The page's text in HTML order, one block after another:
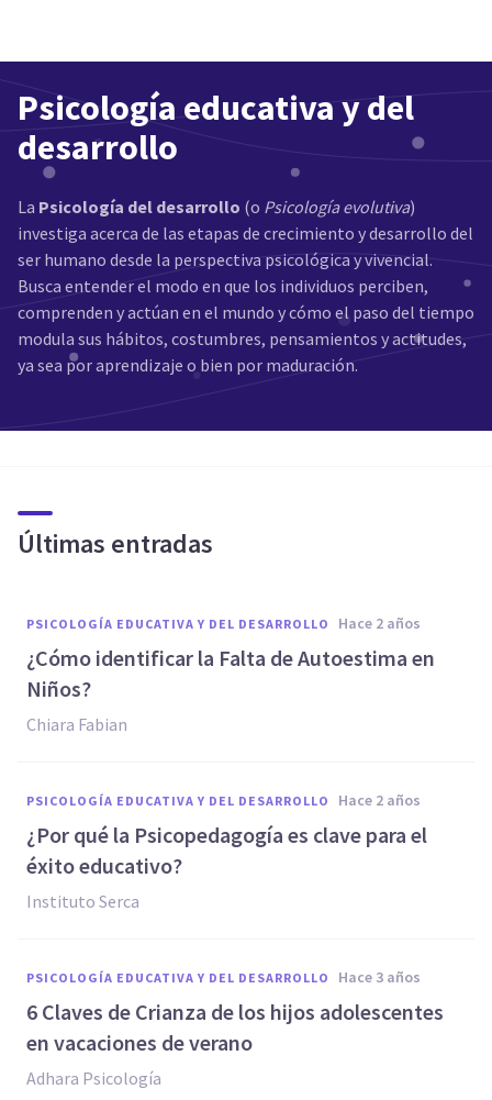
Psicología educativa y del
desarrollo
La Psicología del desarrollo (o Psicología evolutiva)
investiga acerca de las etapas de crecimiento y desarrollo del
ser humano desde la perspectiva psicológica y vivencial.
Busca entender el modo en que los individuos perciben,
comprenden y actúan en el mundo y cómo el paso del tiempo
modula sus hábitos, costumbres, pensamientos y actitudes,
ya sea por aprendizaje o bien por maduración.
Últimas entradas
PSICOLOGÍA EDUCATIVA Y DEL DESARROLLO hace 2 años
¿Cómo identificar la Falta de Autoestima en
Niños?
Chiara Fabian
PSICOLOGÍA EDUCATIVA Y DEL DESARROLLO hace 2 años
¿Por qué la Psicopedagogía es clave para el
éxito educativo?
Instituto Serca
PSICOLOGÍA EDUCATIVA Y DEL DESARROLLO hace 3 años
6 Claves de Crianza de los hijos adolescentes
en vacaciones de verano
Adhara Psicología